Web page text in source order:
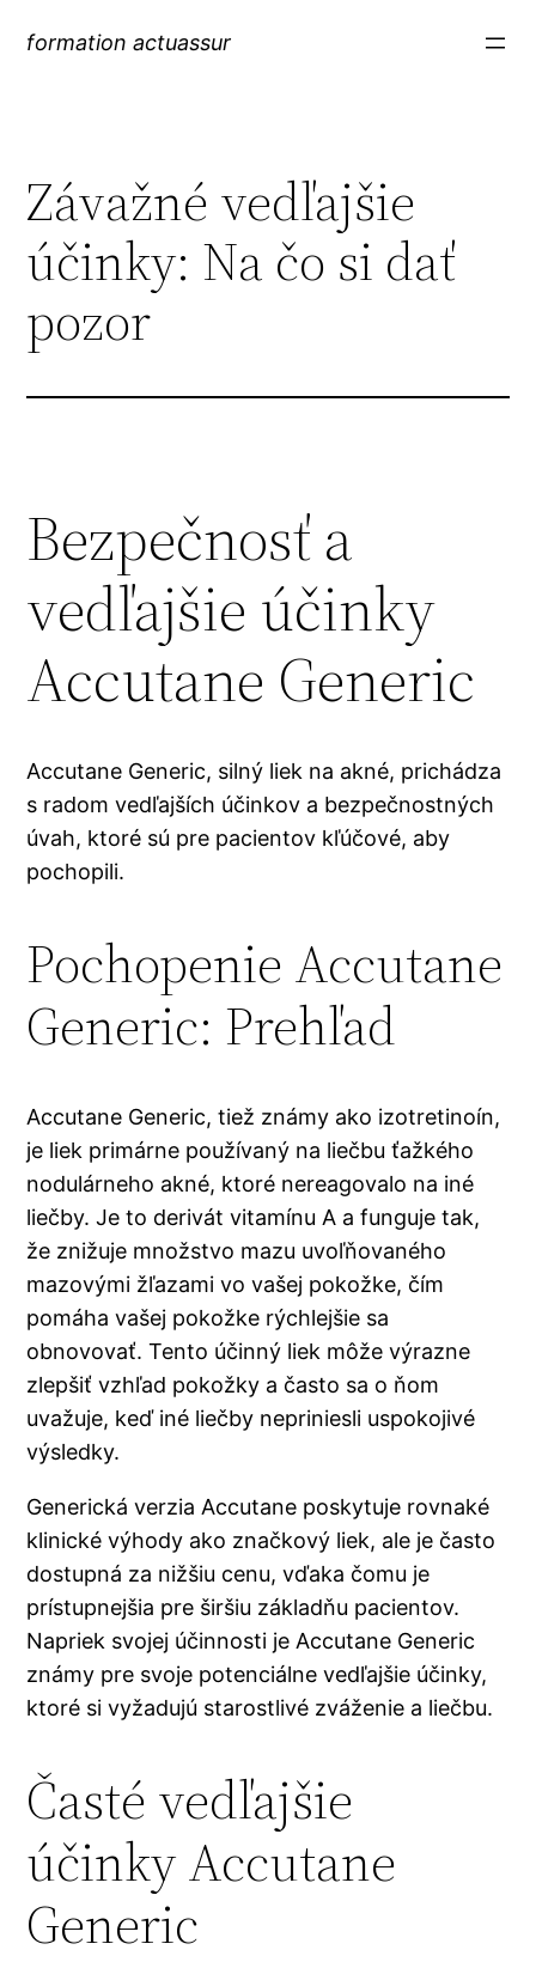
formation actuassur
Závažné vedľajšie
účinky: Na čo si dať
pozor
Bezpečnosť a
vedľajšie účinky
Accutane Generic
Accutane Generic, silný liek na akné, prichádza
s radom vedľajších účinkov a bezpečnostných
úvah, ktoré sú pre pacientov kľúčové, aby
pochopili.
Pochopenie Accutane
Generic: Prehľad
Accutane Generic, tiež známy ako izotretinoín,
je liek primárne používaný na liečbu ťažkého
nodulárneho akné, ktoré nereagovalo na iné
liečby. Je to derivát vitamínu A a funguje tak,
že znižuje množstvo mazu uvoľňovaného
mazovými žľazami vo vašej pokožke, čím
pomáha vašej pokožke rýchlejšie sa
obnovovať. Tento účinný liek môže výrazne
zlepšiť vzhľad pokožky a často sa o ňom
uvažuje, keď iné liečby nepriniesli uspokojivé
výsledky.
Generická verzia Accutane poskytuje rovnaké
klinické výhody ako značkový liek, ale je často
dostupná za nižšiu cenu, vďaka čomu je
prístupnejšia pre širšiu základňu pacientov.
Napriek svojej účinnosti je Accutane Generic
známy pre svoje potenciálne vedľajšie účinky,
ktoré si vyžadujú starostlivé zváženie a liečbu.
Časté vedľajšie
účinky Accutane
Generic